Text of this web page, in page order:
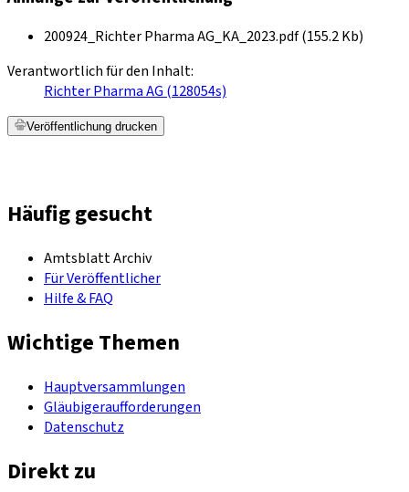
200924_Richter Pharma AG_KA_2023.pdf (155.2 Kb)
Verantwortlich für den Inhalt:
Richter Pharma AG (128054s)
Veröffentlichung drucken
Häufig gesucht
Amtsblatt Archiv
Für Veröffentlicher
Hilfe & FAQ
Wichtige Themen
Hauptversammlungen
Gläubigeraufforderungen
Datenschutz
Direkt zu